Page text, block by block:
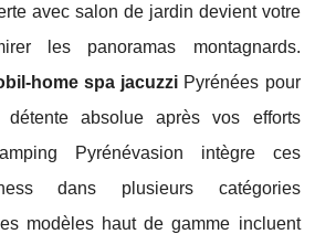
avec salon de jardin devient votre
les panoramas montagnards.
home spa jacuzzi Pyrénées pour
absolue après vos efforts
Pyrénévasion intègre ces
dans plusieurs catégories
modèles haut de gamme incluent